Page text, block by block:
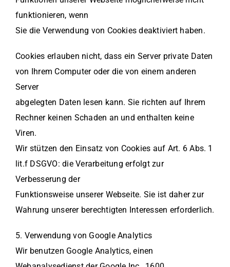
funktionieren, wenn
Sie die Verwendung von Cookies deaktiviert haben.
Cookies erlauben nicht, dass ein Server private Daten
von Ihrem Computer oder die von einem anderen
Server
abgelegten Daten lesen kann. Sie richten auf Ihrem
Rechner keinen Schaden an und enthalten keine
Viren.
Wir stützen den Einsatz von Cookies auf Art. 6 Abs. 1
lit.f DSGVO: die Verarbeitung erfolgt zur
Verbesserung der
Funktionsweise unserer Webseite. Sie ist daher zur
Wahrung unserer berechtigten Interessen erforderlich.
5. Verwendung von Google Analytics
Wir benutzen Google Analytics, einen